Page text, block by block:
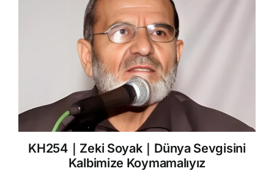
KH254｜Zeki Soyak｜Dünya Sevgisini
Kalbimize Koymamalıyız